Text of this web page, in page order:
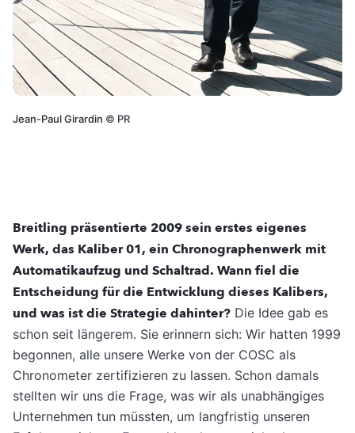
Jean-Paul Girardin © PR
Breitling präsentierte 2009 sein erstes eigenes
Werk, das Kaliber 01, ein Chronographenwerk mit
Automatikaufzug und Schaltrad. Wann fiel die
Entscheidung für die Entwicklung dieses Kalibers,
und was ist die Strategie dahinter? Die Idee gab es
schon seit längerem. Sie erinnern sich: Wir hatten 1999
begonnen, alle unsere Werke von der COSC als
Chronometer zertifizieren zu lassen. Schon damals
stellten wir uns die Frage, was wir als unabhängiges
Unternehmen tun müssten, um langfristig unseren